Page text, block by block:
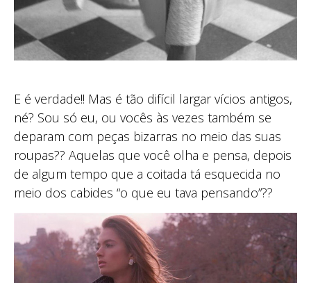
E é verdade!! Mas é tão difícil largar vícios antigos,
né? Sou só eu, ou vocês às vezes também se
deparam com peças bizarras no meio das suas
roupas?? Aquelas que você olha e pensa, depois
de algum tempo que a coitada tá esquecida no
meio dos cabides “o que eu tava pensando”??